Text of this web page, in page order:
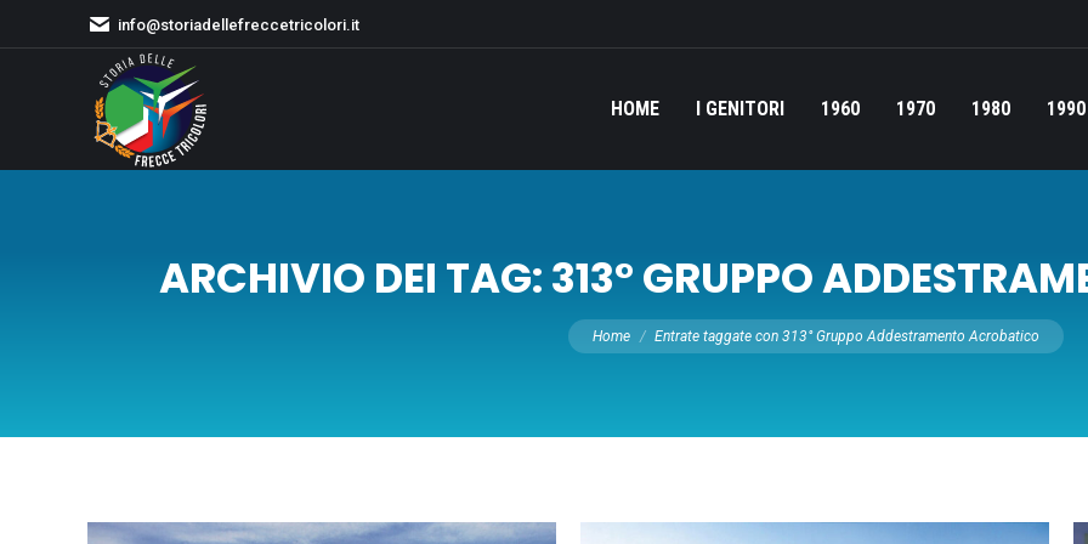
info@storiadellefreccetricolori.it
HOME I GENITORI 1960 1970 1980 1990
ARCHIVIO DEI TAG:313° GRUPPO
Tu sei qui:
Home Entrate taggate con 313° Gruppo Addestramento Acrobatico